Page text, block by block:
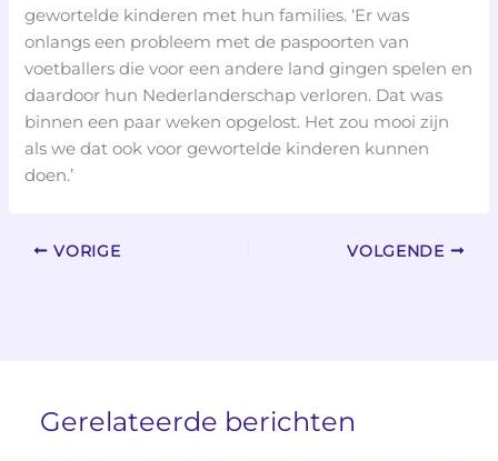
gewortelde kinderen met hun families. ‘Er was
onlangs een probleem met de paspoorten van
voetballers die voor een andere land gingen spelen en
daardoor hun Nederlanderschap verloren. Dat was
binnen een paar weken opgelost. Het zou mooi zijn
als we dat ook voor gewortelde kinderen kunnen
doen.’
VORIGE VOLGENDE
Gerelateerde berichten